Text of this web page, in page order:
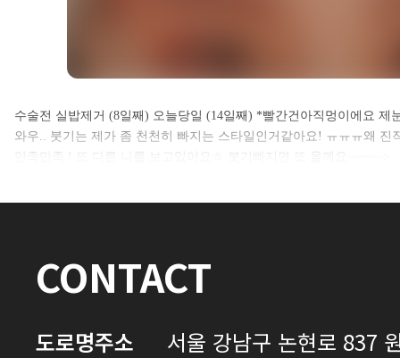
셀카후기 전체 내용은
로그인 후 확인하실 수 있습니다.
수술전 실밥제거 (8일째) 오늘당일 (14일째) *빨간건아직멍이에요 제
와우.. 붓기는 제가 좀 천천히 빠지는 스타일인거같아요! ㅠㅠㅠ왜 진
만족만족 ! 또 다른 나를 보고있어요ㅎ 붓기빠지면 또 올께요~~~~~>
CONTACT
도로명주소
서울 강남구 논현로 837